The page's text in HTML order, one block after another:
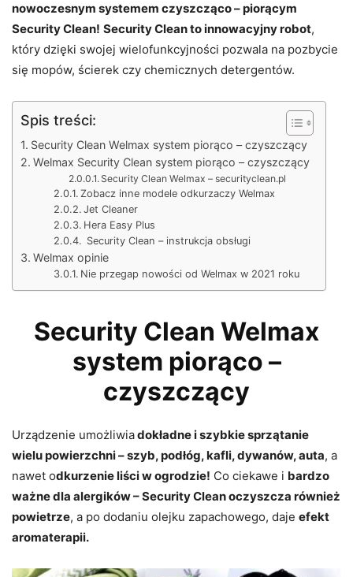
nowoczesnym systemem czyszcząco – piorącym
Security Clean! Security Clean to innowacyjny robot,
który dzięki swojej wielofunkcyjności pozwala na pozbycie
się mopów, ścierek czy chemicznych detergentów.
Spis treści:
Security Clean Welmax system piorąco – czyszczący
Welmax Security Clean system piorąco – czyszczący
Security Clean Welmax – securityclean.pl
Zobacz inne modele odkurzaczy Welmax
Jet Cleaner
Hera Easy Plus
Security Clean – instrukcja obsługi
Welmax opinie
Nie przegap nowości od Welmax w 2021 roku
Security Clean Welmax
system piorąco –
czyszczący
Urządzenie umożliwiadokładne i szybkie sprzątanie
wielu powierzchni – szyb, podłóg, kafli, dywanów, auta, a
nawet odkurzenie liści w ogrodzie! Co ciekawe i bardzo
ważne dla alergików – Security Clean oczyszcza również
powietrze, a po dodaniu olejku zapachowego, daje efekt
aromaterapii.